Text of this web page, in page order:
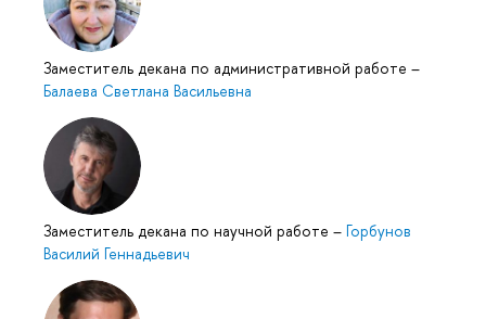
Заместитель декана по административной работе –
Балаева Светлана Васильевна
Заместитель декана по научной работе – Горбунов
Василий Геннадьевич